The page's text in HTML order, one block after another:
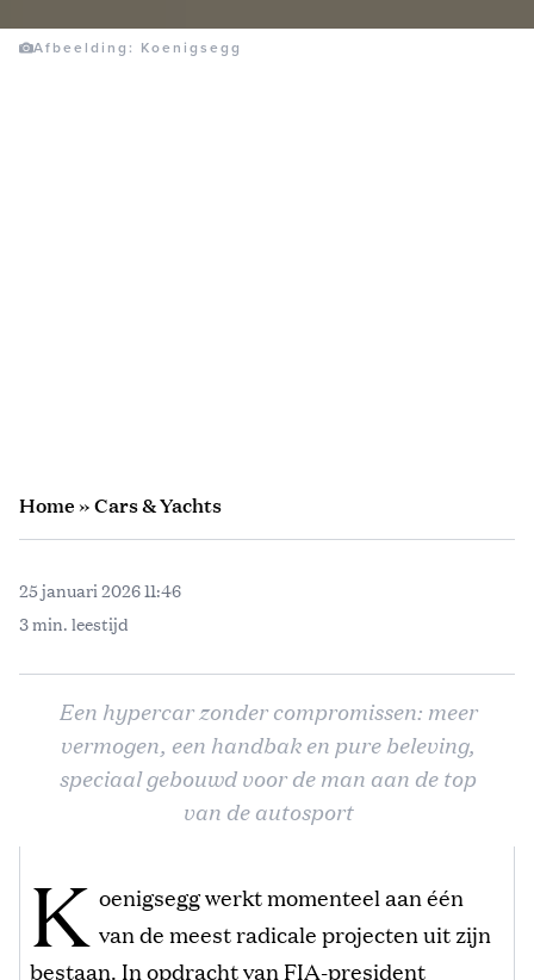
Afbeelding: Koenigsegg
Home»Cars & Yachts
25 januari 2026 11:46
3 min. leestijd
Een hypercar zonder compromissen: meer
vermogen, een handbak en pure beleving,
speciaal gebouwd voor de man aan de top
van de autosport
K oenigsegg werkt momenteel aan één
van de meest radicale projecten uit zijn
bestaan. In opdracht van FIA-president